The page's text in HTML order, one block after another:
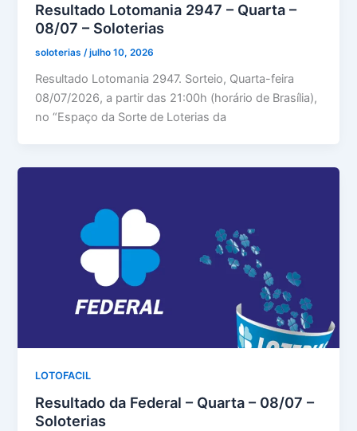
Resultado Lotomania 2947 – Quarta –
08/07 – Soloterias
soloterias/julho 10, 2026
Resultado Lotomania 2947. Sorteio, Quarta-feira
08/07/2026, a partir das 21:00h (horário de Brasília),
no “Espaço da Sorte de Loterias da
LOTOFACIL
Resultado da Federal – Quarta – 08/07 –
Soloterias